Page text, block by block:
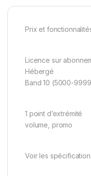
Prix et
Licence sur
Hébergé
Band 10 (5000-
1 point d’extrémité
volume, promo
Voir les